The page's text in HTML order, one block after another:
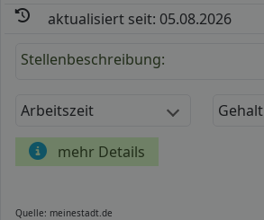
aktualisiert seit: 05.08.2026
Stellenbeschreibung:
Arbeitszeit Gehalt
mehr Details
Quelle: meinestadt.de